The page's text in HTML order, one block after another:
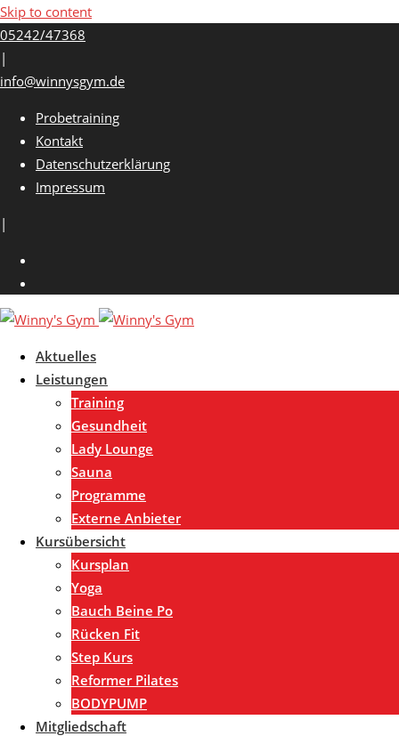
Skip to content
05242/47368
|
info@winnysgym.de
Probetraining
Kontakt
Datenschutzerklärung
Impressum
|
Aktuelles
Leistungen
Training
Gesundheit
Lady Lounge
Sauna
Programme
Externe Anbieter
Kursübersicht
Kursplan
Yoga
Bauch Beine Po
Rücken Fit
Step Kurs
Reformer Pilates
BODYPUMP
Mitgliedschaft